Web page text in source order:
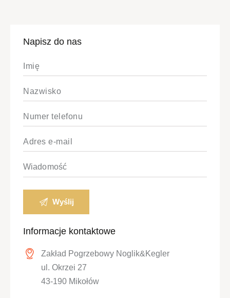
Napisz do nas
Informacje kontaktowe
Zakład Pogrzebowy Noglik&Kegler
ul. Okrzei 27
43-190 Mikołów